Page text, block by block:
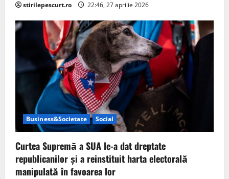
stirilepescurt.ro 22:46, 27 aprilie 2026
Business&Societate Social
Curtea Supremă a SUA le-a dat dreptate
republicanilor și a reinstituit harta electorală
manipulată în favoarea lor